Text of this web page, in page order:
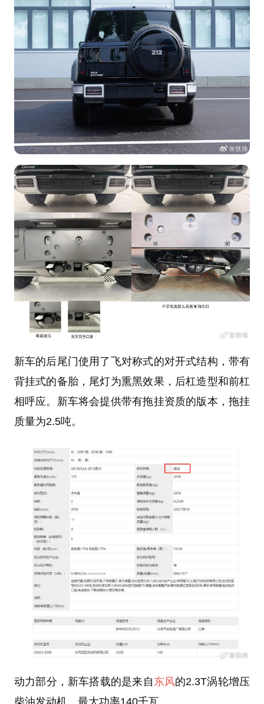
新车的后尾门使用了飞对称式的对开式结构，带有
背挂式的备胎，尾灯为熏黑效果，后杠造型和前杠
相呼应。新车将会提供带有拖挂资质的版本，拖挂
质量为2.5吨。
动力部分，新车搭载的是来自 东风的2.3T涡轮增压